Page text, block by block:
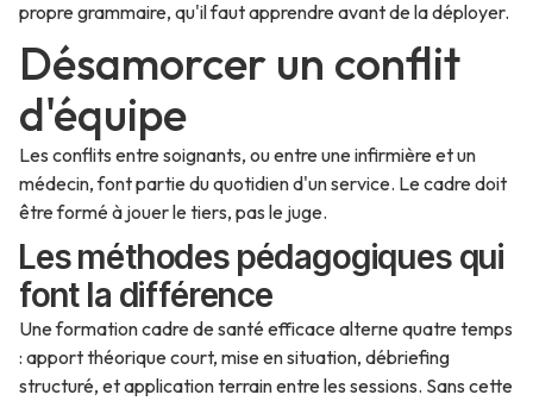
propre grammaire, qu'il faut apprendre avant de la déployer.
Désamorcer un conflit
d'équipe
Les conflits entre soignants, ou entre une infirmière et un
médecin, font partie du quotidien d'un service. Le cadre doit
être formé à jouer le tiers, pas le juge.
Les méthodes pédagogiques qui
font la différence
Une formation cadre de santé efficace alterne quatre temps
: apport théorique court, mise en situation, débriefing
structuré, et application terrain entre les sessions. Sans cette